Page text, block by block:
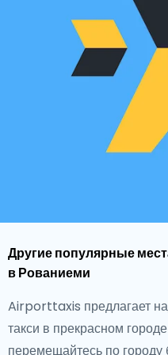
Другие популярные
в Рованиеми
Airporttaxis предлагает
такси в прекрасном
перемещайтесь по городу